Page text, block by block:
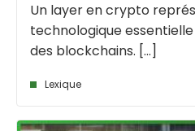
Un layer en crypto
technologique
des blockchains. [...]
Lexique